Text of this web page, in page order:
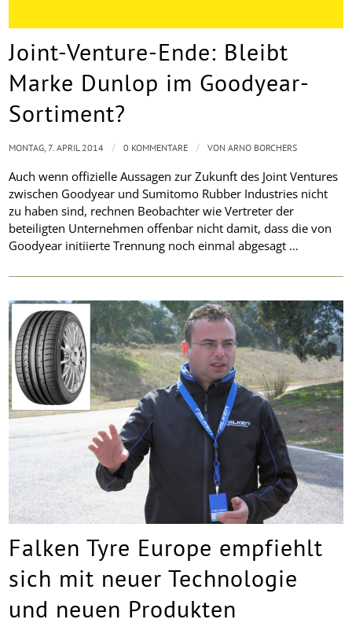
Joint-Venture-Ende: Bleibt
Marke Dunlop im Goodyear-
Sortiment?
Auch wenn offizielle Aussagen zur Zukunft des Joint Ventures
zwischen Goodyear und Sumitomo Rubber Industries nicht
zu haben sind, rechnen Beobachter wie Vertreter der
beteiligten Unternehmen offenbar nicht damit, dass die von
Goodyear initiierte Trennung noch einmal abgesagt …
MONTAG, 7. APRIL 2014 / 0 KOMMENTARE / VONARNO BORCHERS
Falken Tyre Europe empfiehlt
sich mit neuer Technologie
und neuen Produkten